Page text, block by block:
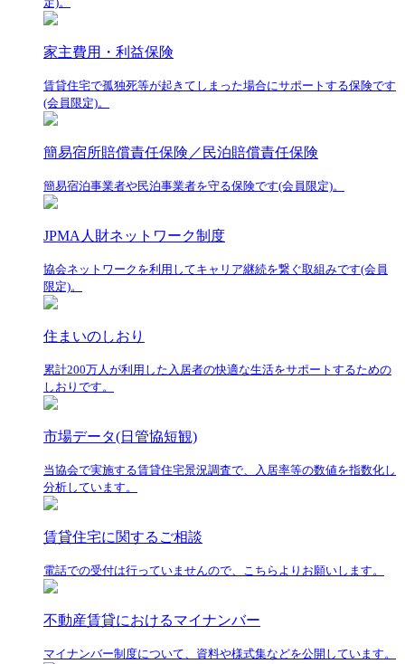
家主費用・利益保険
賃貸住宅で孤独死等が起きてしまった場合にサポートする保険です
(会員限定)。
簡易宿所賠償責任保険／民泊賠償責任保険
簡易宿泊事業者や民泊事業者を守る保険です(会員限定)。
JPMA人財ネットワーク制度
協会ネットワークを利用してキャリア継続を繋ぐ取組みです(会員
限定)。
住まいのしおり
累計200万人が利用した入居者の快適な生活をサポートするための
しおりです。
市場データ(日管協短観)
当協会で実施する賃貸住宅景況調査で、入居率等の数値を指数化し
分析しています。
賃貸住宅に関するご相談
電話での受付は行っていませんので、こちらよりお願いします。
不動産賃貸におけるマイナンバー
マイナンバー制度について、資料や様式集などを公開しています。